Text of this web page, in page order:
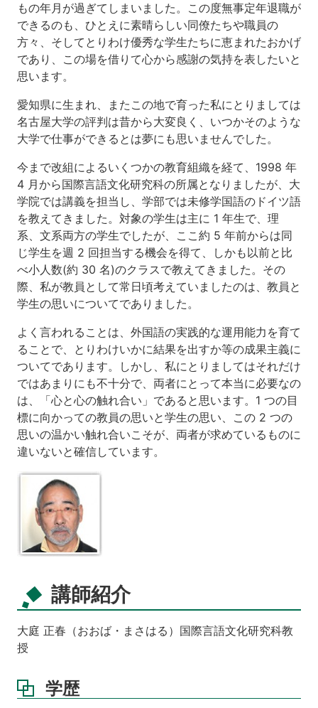
もの年月が過ぎてしまいました。この度無事定年退職が
できるのも、ひとえに素晴らしい同僚たちや職員の
方々、そしてとりわけ優秀な学生たちに恵まれたおかげ
であり、この場を借りて心から感謝の気持を表したいと
思います。
愛知県に生まれ、またこの地で育った私にとりましては
名古屋大学の評判は昔から大変良く、いつかそのような
大学で仕事ができるとは夢にも思いませんでした。
今まで改組によるいくつかの教育組織を経て、1998 年
4 月から国際言語文化研究科の所属となりましたが、大
学院では講義を担当し、学部では未修学国語のドイツ語
を教えてきました。対象の学生は主に 1 年生で、理
系、文系両方の学生でしたが、ここ約 5 年前からは同
じ学生を週 2 回担当する機会を得て、しかも以前と比
べ小人数(約 30 名)のクラスで教えてきました。その
際、私が教員として常日頃考えていましたのは、教員と
学生の思いについてでありました。
よく言われることは、外国語の実践的な運用能力を育て
ることで、とりわけいかに結果を出すか等の成果主義に
ついてであります。しかし、私にとりましてはそれだけ
ではあまりにも不十分で、両者にとって本当に必要なの
は、「心と心の触れ合い」であると思います。1 つの目
標に向かっての教員の思いと学生の思い、この 2 つの
思いの温かい触れ合いこそが、両者が求めているものに
違いないと確信しています。
講師紹介
大庭 正春（おおば・まさはる）国際言語文化研究科教
授
学歴